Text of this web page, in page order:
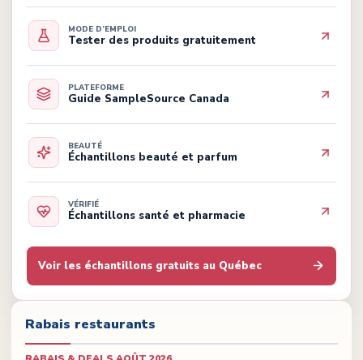
MODE D’EMPLOI
Tester des produits gratuitement
PLATEFORME
Guide SampleSource Canada
BEAUTÉ
Échantillons beauté et parfum
VÉRIFIÉ
Échantillons santé et pharmacie
Voir les échantillons gratuits au Québec
Rabais restaurants